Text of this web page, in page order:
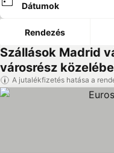
Dátumok
Rendezés
Szállások Madrid
városrész
A jutalékfizetés hatása a